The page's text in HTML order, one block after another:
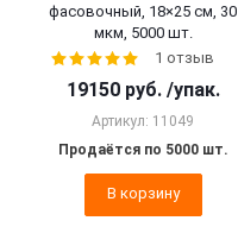
фасовочный, 18×25 см, 30
мкм, 5000 шт.
1 отзыв
19150 руб. /упак.
Артикул: 11049
Продаётся по 5000 шт.
В корзину